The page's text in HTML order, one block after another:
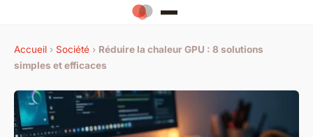
Accueil › Société › Réduire la chaleur GPU : 8 solutions
simples et efficaces